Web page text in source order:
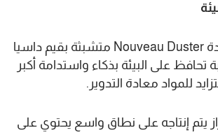
تبقى داستر الجديدة Nouveau Duster متشبثة بقيم داسيا
تحافظ على البيئة بذكاء واستدامة أكبر
للمواد معادة التدوير.
يتم إنتاجه على نطاق واسع يحتوي على